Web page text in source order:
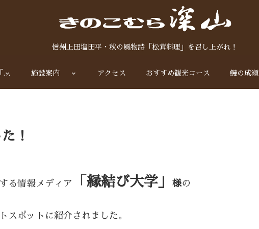
信州上田塩田平・秋の風物詩「松茸料理」を召し上がれ！
団体レストラン「アルペン」 施設案内 アクセス おすすめ観光コース 鰻の成瀬
！
る情報メディア 「 縁結び大学」 様の
スポットに紹介されました。